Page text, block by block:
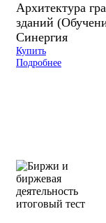
Архитектура
зданий
Синергия
Купить
Подробнее